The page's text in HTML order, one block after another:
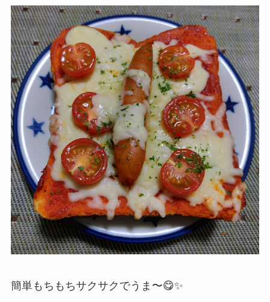
簡単もちもちサクサクでうま〜😋✨